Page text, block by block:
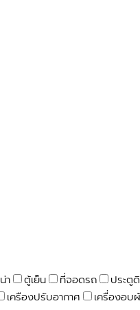
า ตู้เย็น ที่จอดรถ ประตู
เครืองปรับอากาศ เครื่องอบ